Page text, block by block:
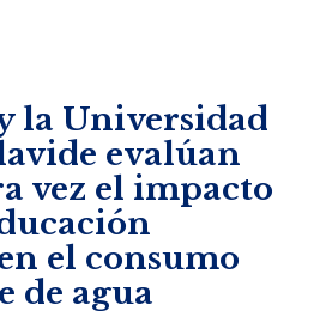
la Universidad
evalúan
vez el impacto
el consumo
de agua